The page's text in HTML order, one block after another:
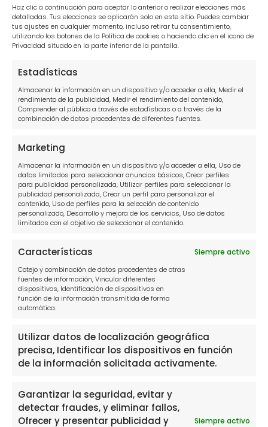
Haz clic a continuación para aceptar lo anterior o realizar elecciones más
detalladas. Tus elecciones se aplicarán solo en este sitio. Puedes cambiar
tus ajustes en cualquier momento, incluso retirar tu consentimiento,
utilizando los botones de la Política de cookies o haciendo clic en el icono de
Privacidad situado en la parte inferior de la pantalla.
Estadísticas
Almacenar la información en un dispositivo y/o acceder a ella, Medir el
rendimiento de la publicidad, Medir el rendimiento del contenido,
Comprender al público a través de estadísticas o a través de la
combinación de datos procedentes de diferentes fuentes.
Marketing
Almacenar la información en un dispositivo y/o acceder a ella, Uso de
datos limitados para seleccionar anuncios básicos, Crear perfiles
para publicidad personalizada, Utilizar perfiles para seleccionar la
publicidad personalizada, Crear un perfil para personalizar el
contenido, Uso de perfiles para la selección de contenido
personalizado, Desarrollo y mejora de los servicios, Uso de datos
limitados con el objetivo de seleccionar el contenido.
Características Siempre activo
Cotejo y combinación de datos procedentes de otras
fuentes de información, Vincular diferentes
dispositivos, Identificación de dispositivos en
función de la información transmitida de forma
automática.
Utilizar datos de localización geográfica
precisa, Identificar los dispositivos en función
de la información solicitada activamente.
Garantizar la seguridad, evitar y
detectar fraudes, y eliminar fallos,
Ofrecer y presentar publicidad y
Siempre activo
Abogados para tus deudas Barcelona
Abogados para tus deudas Alicante
Abogados para tus deudas Cádiz
Abogados para tus deudas Las Palmas
Abogados para tus deudas Málaga
Abogados para tus deudas Tenerife
Abogados para tus deudas Valencia
Información
Política de privacidad
Política de cookies
Aviso Legal
Contacto
hola@solucionamideuda.es